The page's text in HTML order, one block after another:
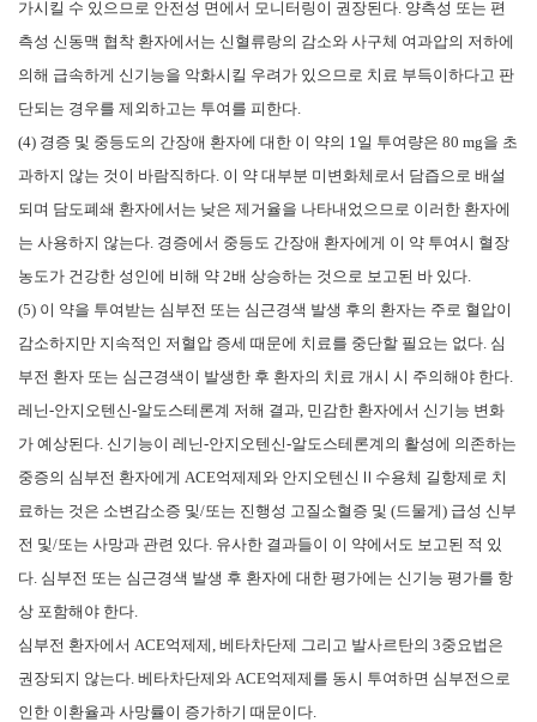
가시킬 수 있으므로 안전성 면에서 모니터링이 권장된다. 양측성 또는 편
측성 신동맥 협착 환자에서는 신혈류랑의 감소와 사구체 여과압의 저하에
의해 급속하게 신기능을 악화시킬 우려가 있으므로 치료 부득이하다고 판
단되는 경우를 제외하고는 투여를 피한다.
(4) 경증 및 중등도의 간장애 환자에 대한 이 약의 1일 투여량은 80 mg을 초
과하지 않는 것이 바람직하다. 이 약 대부분 미변화체로서 담즙으로 배설
되며 담도폐쇄 환자에서는 낮은 제거율을 나타내었으므로 이러한 환자에
는 사용하지 않는다. 경증에서 중등도 간장애 환자에게 이 약 투여시 혈장
농도가 건강한 성인에 비해 약 2배 상승하는 것으로 보고된 바 있다.
(5) 이 약을 투여받는 심부전 또는 심근경색 발생 후의 환자는 주로 혈압이
감소하지만 지속적인 저혈압 증세 때문에 치료를 중단할 필요는 없다. 심
부전 환자 또는 심근경색이 발생한 후 환자의 치료 개시 시 주의해야 한다.
레닌-안지오텐신-알도스테론계 저해 결과, 민감한 환자에서 신기능 변화
가 예상된다. 신기능이 레닌-안지오텐신-알도스테론계의 활성에 의존하는
중증의 심부전 환자에게 ACE억제제와 안지오텐신Ⅱ수용체 길항제로 치
료하는 것은 소변감소증 및/또는 진행성 고질소혈증 및 (드물게) 급성 신부
전 및/또는 사망과 관련 있다. 유사한 결과들이 이 약에서도 보고된 적 있
다. 심부전 또는 심근경색 발생 후 환자에 대한 평가에는 신기능 평가를 항
상 포함해야 한다.
심부전 환자에서 ACE억제제, 베타차단제 그리고 발사르탄의 3중요법은
권장되지 않는다. 베타차단제와 ACE억제제를 동시 투여하면 심부전으로
인한 이환율과 사망률이 증가하기 때문이다.